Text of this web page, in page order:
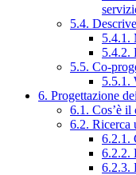
5.4.
5.4.1.
5.4.2.
5.5. Co-
5.5.1.
6. Progettazione
6.1. Cos’è il
6.2. Ricerca
6.2.1.
6.2.2.
6.2.3.